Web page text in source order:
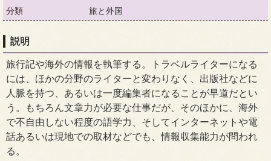
分類 旅と外国
説明
旅行記や海外の情報を執筆する。トラベルライターになる
には、ほかの分野のライターと変わりなく、出版社などに
人脈を持つ、あるいは一度編集者になることが早道だとい
う。もちろん文章力が必要な仕事だが、そのほかに、海外
で不自由しない程度の語学力、そしてインターネットや電
話あるいは現地での取材などでも、情報収集能力が問われ
る。